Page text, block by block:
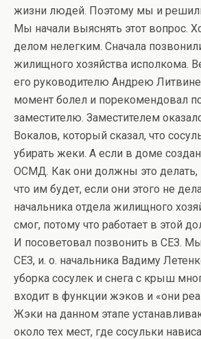
жизни людей. Поэтому мы и
Мы начали выяснять этот вопрос.
делом нелегким. Сначала
жилищного хозяйства исполкома.
его руководителю Андрею
момент болел и порекомендовал
заместителю. Заместителем
Вокалов, который сказал, что
убирать жеки. А если в доме
ОСМД. Как они должны это делать,
что им будет, если они этого не
начальника отдела жилищного
смог, потому что работает в этой
И посоветовал позвонить в СЕЗ.
СЕЗ, и. о. начальника Вадиму
уборка сосулек и снега с крыш
входит в функции жэков и «они
Жэки на данном этапе
около тех мест, где сосульки